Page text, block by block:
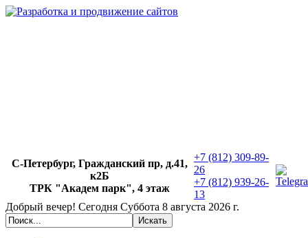
С-Петербург, Гражданский пр, д.41,
к2Б
ТРК "Академ парк", 4 этаж
+7 (812) 309-89-
26
+7 (812) 939-26-
13
Добрый вечер! Сегодня Суббота 8 августа 2026 г.